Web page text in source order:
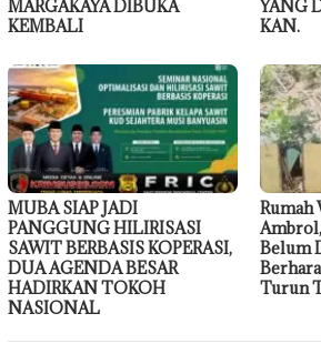
MARGAKAYA DIBUKA
KEMBALI
YANG
KAN.
MUBA SIAP JADI
PANGGUNG HILIRISASI
SAWIT BERBASIS KOPERASI,
DUA AGENDA BESAR
HADIRKAN TOKOH
NASIONAL
Rumah
Belum
Turun